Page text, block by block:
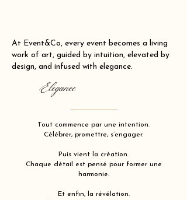
At Event&Co, every event becomes a living
work of art, guided by intuition, elevated by
design, and infused with elegance.
Elegance
Tout commence par une intention.
Célébrer, promettre, s’engager.
Puis vient la création.
Chaque détail est pensé pour former une
harmonie.
Et enfin, la révélation.